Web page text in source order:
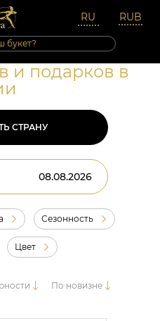
и подарков в
СТРАНУ
Сезонность
Цвет
По новизне